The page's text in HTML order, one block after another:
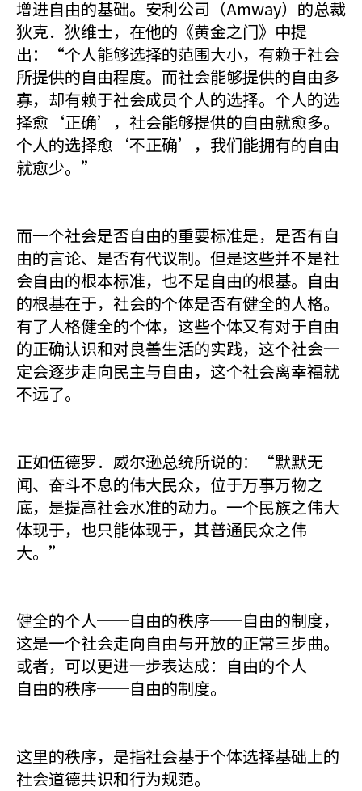
增进自由的基础。安利公司（Amway）的总裁
狄克．狄维士，在他的《黄金之门》中提
出：“个人能够选择的范围大小，有赖于社会
所提供的自由程度。而社会能够提供的自由多
寡，却有赖于社会成员个人的选择。个人的选
择愈‘正确’，社会能够提供的自由就愈多。
个人的选择愈‘不正确’，我们能拥有的自由
就愈少。”
而一个社会是否自由的重要标准是，是否有自
由的言论、是否有代议制。但是这些并不是社
会自由的根本标准，也不是自由的根基。自由
的根基在于，社会的个体是否有健全的人格。
有了人格健全的个体，这些个体又有对于自由
的正确认识和对良善生活的实践，这个社会一
定会逐步走向民主与自由，这个社会离幸福就
不远了。
正如伍德罗．威尔逊总统所说的：“默默无
闻、奋斗不息的伟大民众，位于万事万物之
底，是提高社会水准的动力。一个民族之伟大
体现于，也只能体现于，其普通民众之伟
大。”
健全的个人──自由的秩序──自由的制度，
这是一个社会走向自由与开放的正常三步曲。
或者，可以更进一步表达成：自由的个人──
自由的秩序──自由的制度。
这里的秩序，是指社会基于个体选择基础上的
社会道德共识和行为规范。